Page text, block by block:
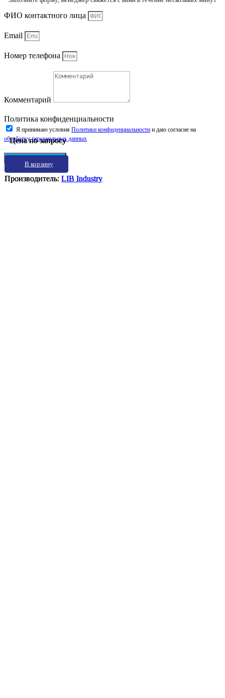
Цена по запросу
В корзину
Производитель: LIB Industry
Цена по запросу
В корзину
Производитель: LIB Industry
Цена по запросу
В корзину
Производитель: LIB Industry
ФИО контактного лица
Email
Номер телефона
Комментарий
Политика конфиденциальности
Я принимаю условия Политики конфиденциальности и даю согласие на
обработку персональных данных
Отправить заявку